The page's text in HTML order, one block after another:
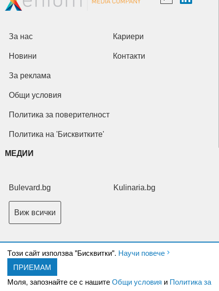
Tози сайт използва "Бисквитки". Научи повече
ПРИЕМАМ
Моля, запознайте се с нашитеОбщи условия и Политика за
За нас Кариери
Новини Контакти
За реклама
Общи условия
Политика за поверителност
Политика на 'Бисквитките'
МЕДИИ
Bulevard.bg Kulinaria.bg
Виж всички
Copyright © 2026 Ксениум ООД. Всички права запазени.
XeniumCompany.com